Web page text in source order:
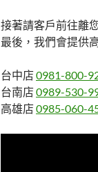
接著請客戶前往離
最後，我們會提供
台中店 0981-800-
台南店 0989-530-
高雄店 0985-060-